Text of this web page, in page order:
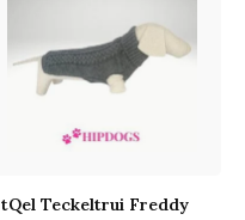
tQel Teckeltrui Freddy